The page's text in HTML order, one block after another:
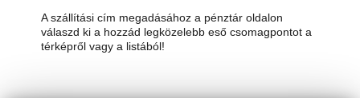
A szállítási cím megadásához a pénztár oldalon
válaszd ki a hozzád legközelebb eső csomagpontot a
térképről vagy a listából!